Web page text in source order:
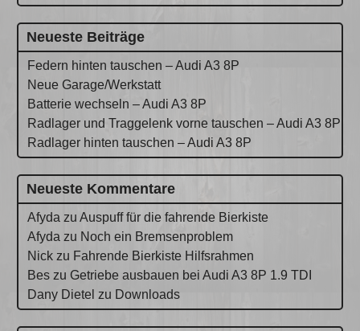
Neueste Beiträge
Federn hinten tauschen – Audi A3 8P
Neue Garage/Werkstatt
Batterie wechseln – Audi A3 8P
Radlager und Traggelenk vorne tauschen – Audi A3 8P
Radlager hinten tauschen – Audi A3 8P
Neueste Kommentare
Afyda zuAuspuff für die fahrende Bierkiste
Afyda zu Noch ein Bremsenproblem
Nick zu Fahrende Bierkiste Hilfsrahmen
Bes zuGetriebe ausbauen bei Audi A3 8P 1.9 TDI
Dany Dietel zu Downloads